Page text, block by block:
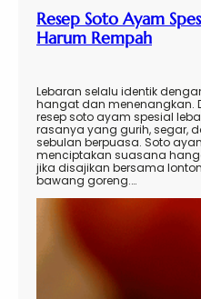
Resep Soto Ayam
Harum Rempah
Lebaran selalu identik
hangat dan menenangkan.
resep soto ayam spesial
rasanya yang gurih, segar,
sebulan berpuasa. Soto
menciptakan suasana
jika disajikan bersama
bawang goreng.…